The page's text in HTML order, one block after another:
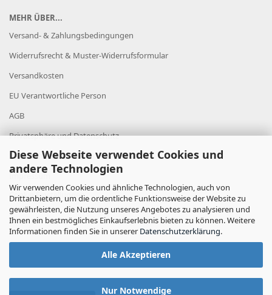
Diese Webseite verwendet Cookies und
andere Technologien
Wir verwenden Cookies und ähnliche Technologien, auch von
Drittanbietern, um die ordentliche Funktionsweise der Website zu
gewährleisten, die Nutzung unseres Angebotes zu analysieren und
Ihnen ein bestmögliches Einkaufserlebnis bieten zu können. Weitere
Informationen finden Sie in unserer Datenschutzerklärung.
Alle Akzeptieren
Nur Notwendige
MEHR ÜBER...
Versand- & Zahlungsbedingungen
Widerrufsrecht & Muster-Widerrufsformular
Versandkosten
EU Verantwortliche Person
AGB
Privatsphäre und Datenschutz
Datenschutz
Impressum
Cookie Einstellungen